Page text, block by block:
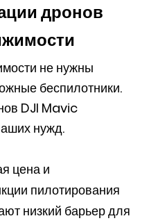
дронов
не нужны
беспилотники.
DJI Mavic
нужд.
цена и
пилотирования
низкий барьер для